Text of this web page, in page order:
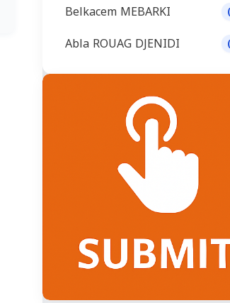
Belkacem MEBARKI
Abla ROUAG DJENIDI